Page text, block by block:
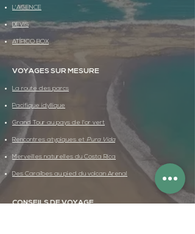
L'AGENCE
DEVIS
ATÍPICO BOX
VOYAGES SUR MESURE
La route des parcs
Pacifique idyllique
Grand Tour au pays de l'or vert
Rencontres atypiques et Pura Vida
Merveilles naturelles du Costa Rica
Des Caraïbes au pied du volcan Arenal
CONSEILS DE VOYAGE